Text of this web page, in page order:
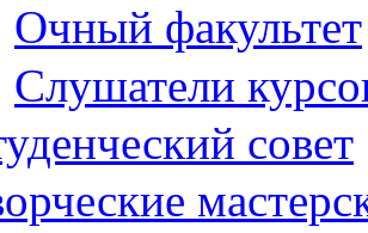
Очный факультет
Слушатели
совет